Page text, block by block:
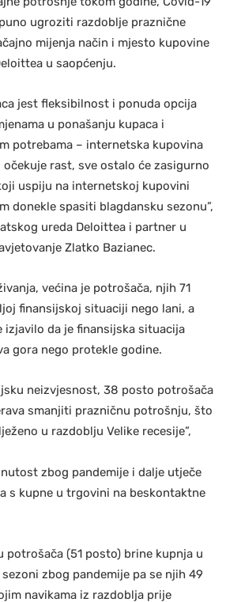
ugroziti razdoblje praznične
mijenja način i mjesto kupovine
u saopćenju.
jest fleksibilnost i ponuda opcija
u ponašanju kupaca i
potrebama – internetska kupovina
rast, sve ostalo će zasigurno
uspiju na internetskoj kupovini
donekle spasiti blagdansku sezonu”,
ureda Deloittea i partner u
Zlatko Bazianec.
većina je potrošača, njih 71
finansijskoj situaciji nego lani, a
da je finansijska situacija
gora nego protekle godine.
neizvjesnost, 38 posto potrošača
smanjiti prazničnu potrošnju, što
u razdoblju Velike recesije”,
zbog pandemije i dalje utječe
s kupne u trgovini na beskontaktne
potrošača (51 posto) brine kupnja u
zbog pandemije pa se njih 49
navikama iz razdoblja prije